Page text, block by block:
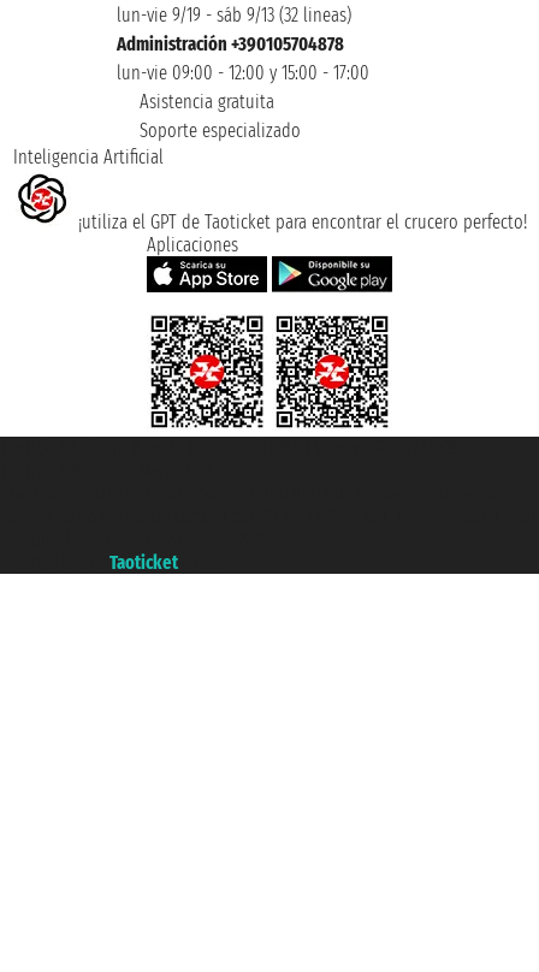
lun-vie 9/19 - sáb 9/13 (32 lineas)
Administración +390105704878
lun-vie 09:00 - 12:00 y 15:00 - 17:00
Asistencia gratuita
Soporte especializado
Inteligencia Artificial
¡utiliza el GPT de Taoticket para encontrar el crucero perfecto!
Aplicaciones
Taoticket